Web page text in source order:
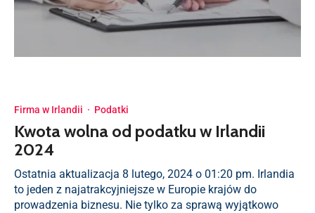
Firma w Irlandii · Podatki
Kwota wolna od podatku w Irlandii
2024
Ostatnia aktualizacja 8 lutego, 2024 o 01:20 pm. Irlandia
to jeden z najatrakcyjniejsze w Europie krajów do
prowadzenia biznesu. Nie tylko za sprawą wyjątkowo